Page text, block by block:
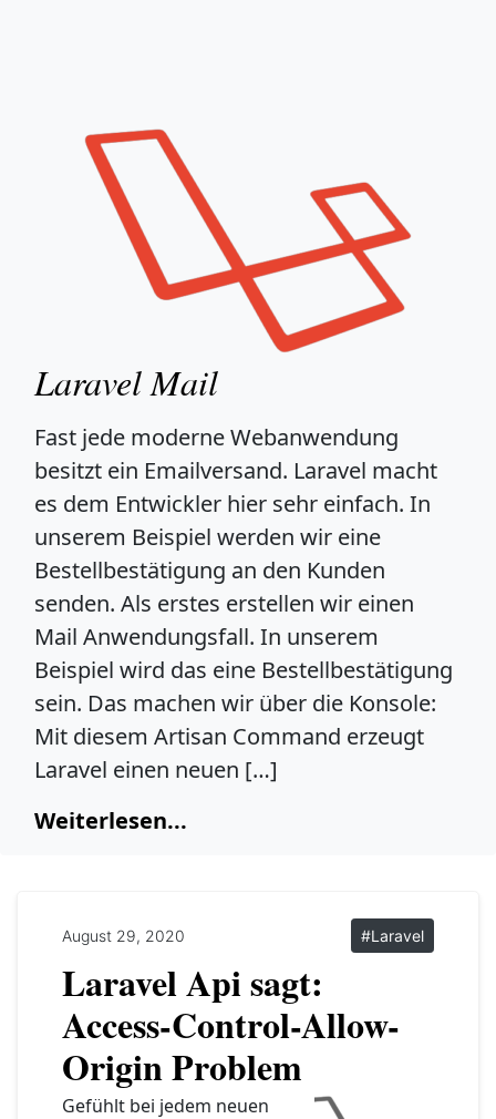
Laravel Mail
Fast jede moderne Webanwendung
besitzt ein Emailversand. Laravel macht
es dem Entwickler hier sehr einfach. In
unserem Beispiel werden wir eine
Bestellbestätigung an den Kunden
senden. Als erstes erstellen wir einen
Mail Anwendungsfall. In unserem
Beispiel wird das eine Bestellbestätigung
sein. Das machen wir über die Konsole:
Mit diesem Artisan Command erzeugt
Laravel einen neuen […]
Weiterlesen...
August 29, 2020 #Laravel
Laravel Api sagt:
Access-Control-Allow-
Origin Problem
Gefühlt bei jedem neuen